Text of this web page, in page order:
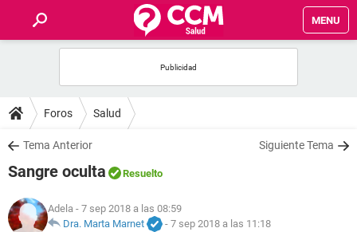
MENU
FOROS
SALUD
FAMILIA
NUTRICIÓN
Foros Salud
Tema Anterior Siguiente Tema
Sangre oculta Resuelto
Adela - 7 sep 2018 a las 08:59
Dra. Marta Marnet
- 7 sep 2018 a las 11:18